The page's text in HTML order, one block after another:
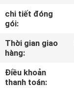
THAM
QUAN
NHÀ
MÁY
chi tiết đóng
gói:
Thời gian giao
hàng:
Điều khoản
thanh toán: